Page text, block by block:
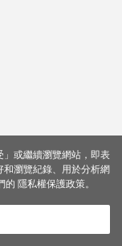
或繼續瀏覽網站，即表
瀏覽紀錄、用於分析網
的 隱私權保護政策。